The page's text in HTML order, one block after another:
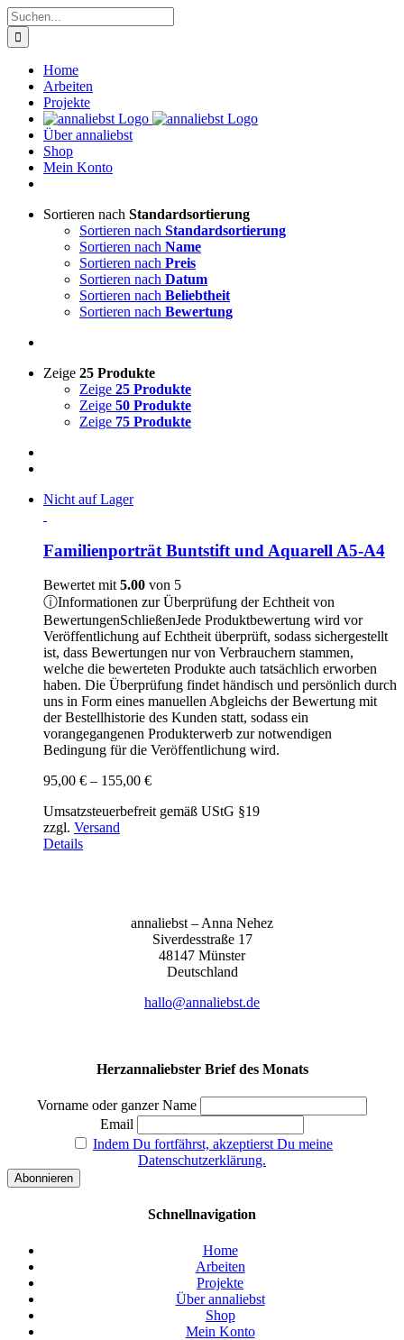
Zum
Inhalt
springen
Suche
nach:
Home
Arbeiten
Projekte
Über annaliebst
Shop
Mein Konto
Sortieren nach Standardsortierung
Sortieren nach Standardsortierung
Sortieren nach Name
Sortieren nach Preis
Sortieren nach Datum
Sortieren nach Beliebtheit
Sortieren nach Bewertung
Zeige 25 Produkte
Zeige 25 Produkte
Zeige 50 Produkte
Zeige 75 Produkte
Nicht auf Lager
Familienporträt Buntstift und Aquarell A5-A4
Bewertet mit5.00 von 5
ⓘInformationen zur Überprüfung der Echtheit von
BewertungenSchließenJede Produktbewertung wird vor
Veröffentlichung auf Echtheit überprüft, sodass sichergestellt
ist, dass Bewertungen nur von Verbrauchern stammen,
welche die bewerteten Produkte auch tatsächlich erworben
haben. Die Überprüfung findet händisch und persönlich durch
uns in Form eines manuellen Abgleichs der Bewertung mit
der Bestellhistorie des Kunden statt, sodass ein
vorangegangenen Produkterwerb zur notwendigen
Bedingung für die Veröffentlichung wird.
95,00 € – 155,00 €Preisspanne:
bis
Umsatzsteuerbefreit gemäß UStG §19
zzgl. Versand
Details
anna­liebst – Anna Nehez
Sive­r­des­stra­ße 17
48147 Müns­ter
Deutsch­land
hallo@annaliebst.de
Herzannaliebster Brief des Monats
Vorname oder ganzer Name
Email
Indem Du fortfährst, akzeptierst Du meine
Datenschutzerklärung.
Schnellnavigation
Home
Arbeiten
Projekte
Über annaliebst
Shop
Mein Konto